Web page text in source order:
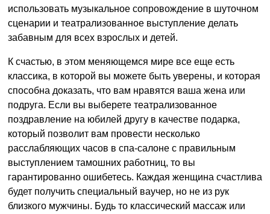
использовать музыкальное сопровождение в шуточном
сценарии и театрализованное выступление делать
забавным для всех взрослых и детей.
К счастью, в этом меняющемся мире все еще есть
классика, в которой вы можете быть уверены, и которая
способна доказать, что вам нравятся ваша жена или
подруга. Если вы выберете театрализованное
поздравление на юбилей другу в качестве подарка,
который позволит вам провести несколько
расслабляющих часов в спа-салоне с правильным
выступлением тамошних работниц, то вы
гарантированно ошибетесь. Каждая женщина счастлива
будет получить специальный ваучер, но не из рук
близкого мужчины. Будь то классический массаж или